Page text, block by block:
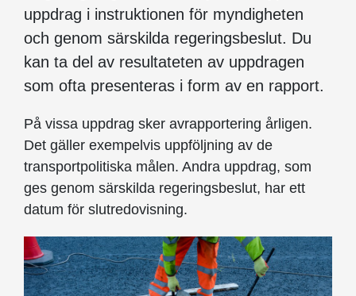
uppdrag i instruktionen för myndigheten
och genom särskilda regeringsbeslut. Du
kan ta del av resultateten av uppdragen
som ofta presenteras i form av en rapport.
På vissa uppdrag sker avrapportering årligen.
Det gäller exempelvis uppföljning av de
transportpolitiska målen. Andra uppdrag, som
ges genom särskilda regeringsbeslut, har ett
datum för slutredovisning.